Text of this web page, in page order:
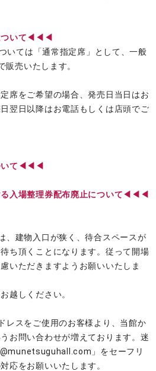
ついて◀◀◀
いては「通常指定席」として、一般
販売いたします。
席をご希望の場合、発売日当日はお
翌日以降はお電話もしくは店頭でご
いて◀◀◀
入場整理券配布廃止について◀◀◀
、建物入口が狭く、待合スペースが
ち頂くことになります。従って開場
いただきますようお願いいたしま
越しください。
レスをご使用のお客様より、当館か
お問い合わせが増えております。迷
」をセーフリ
応をお願いいたします。